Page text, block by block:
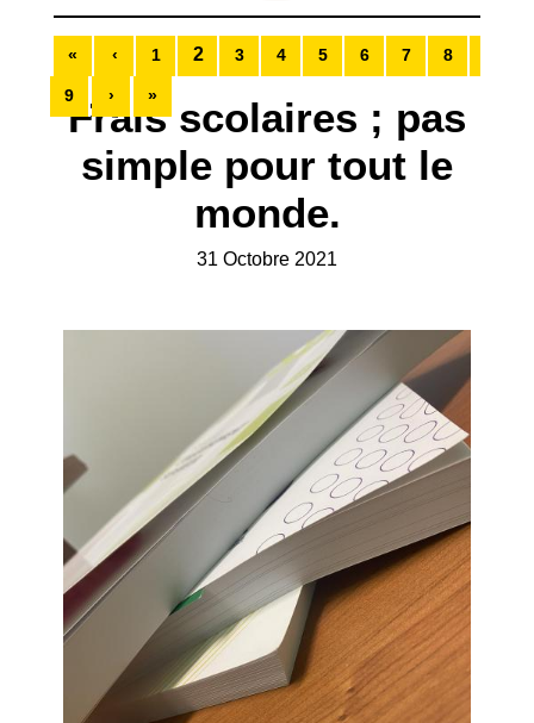
Frais scolaires ; pas
simple pour tout le
monde.
31 Octobre 2021
« ‹ 1 2 3 4 5 6 7 8
9 › »